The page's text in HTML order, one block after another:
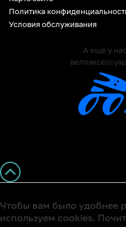
Политика
Условия обслуживания
А ещё у
Чтобы вам было удобнее
используем cookies.